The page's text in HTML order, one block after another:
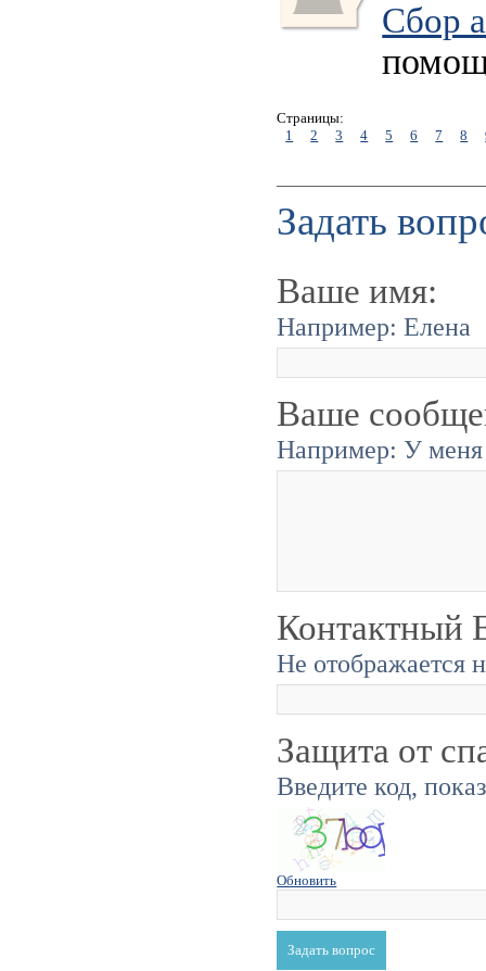
Сбор
Страницы:
1
2 3 4 5 6 7 8
Задать
Ваше имя:
Например: Елена
Ваше
Например: У меня
Контактный
Не отображается
Защита от
Введите код,
Обновить